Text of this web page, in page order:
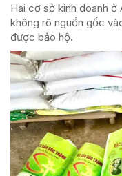
Hai cơ sở kinh doanh ở
không rõ nguồn gốc
được bảo hộ.